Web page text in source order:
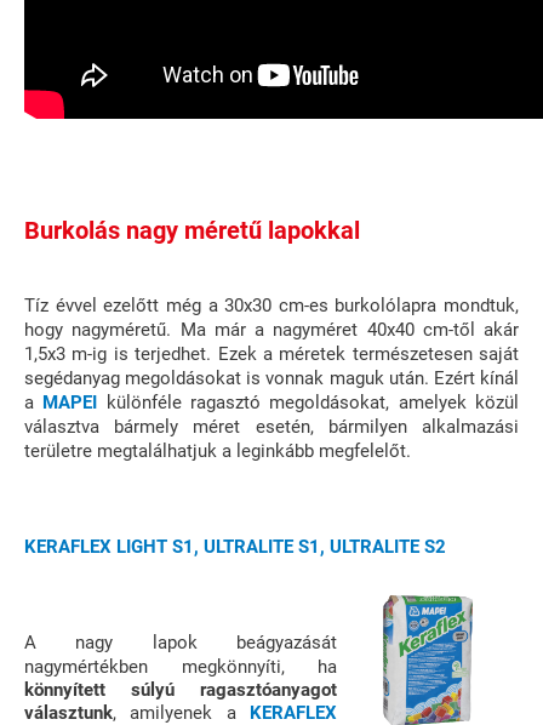
Burkolás nagy méretű lapokkal
Tíz évvel ezelőtt még a 30x30 cm-es burkolólapra mondtuk,
hogy nagyméretű. Ma már a nagyméret 40x40 cm-től akár
1,5x3 m-ig is terjedhet. Ezek a méretek természetesen saját
segédanyag megoldásokat is vonnak maguk után. Ezért kínál
a MAPEI különféle ragasztó megoldásokat, amelyek közül
választva bármely méret esetén, bármilyen alkalmazási
területre megtalálhatjuk a leginkább megfelelőt.
KERAFLEX LIGHT S1, ULTRALITE S1, ULTRALITE S2
A nagy lapok beágyazását
nagymértékben megkönnyíti, ha
könnyített súlyú ragasztóanyagot
választunk, amilyenek a KERAFLEX